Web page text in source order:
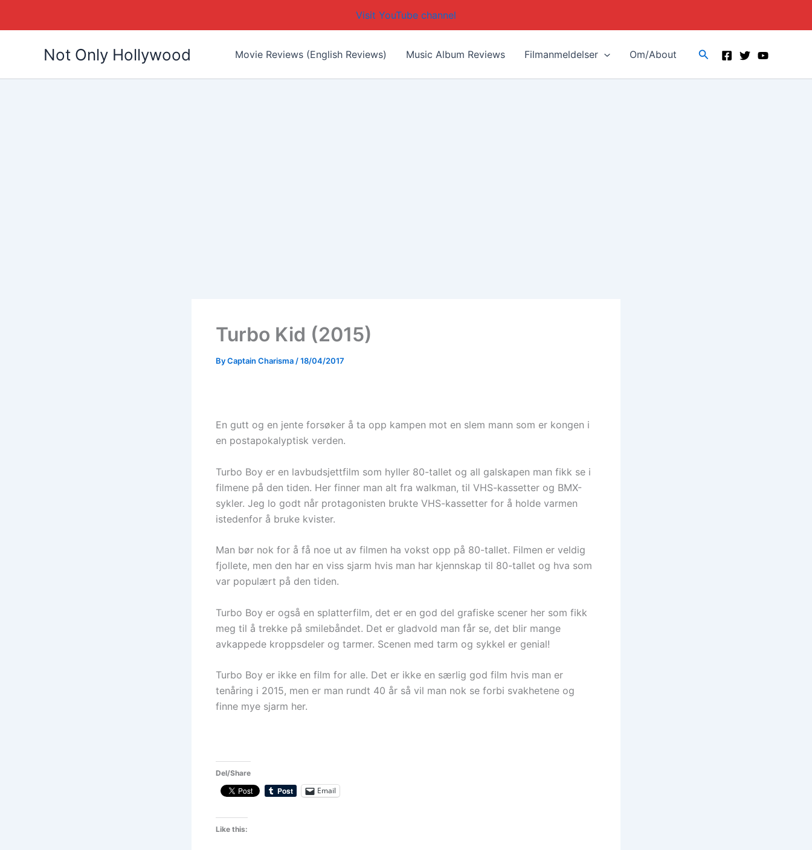
Visit YouTube channel
Not Only Hollywood Movie Reviews (English Reviews) Music Album Reviews Filmanmeldelser Om/About Search
Turbo Kid (2015)
ByCaptain Charisma/18/04/2017
En gutt og en jente forsøker å ta opp kampen mot en slem mann som er kongen i
en postapokalyptisk verden.
Turbo Boy er en lavbudsjettfilm som hyller 80-tallet og all galskapen man fikk se i
filmene på den tiden. Her finner man alt fra walkman, til VHS-kassetter og BMX-
sykler. Jeg lo godt når protagonisten brukte VHS-kassetter for å holde varmen
istedenfor å bruke kvister.
Man bør nok for å få noe ut av filmen ha vokst opp på 80-tallet. Filmen er veldig
fjollete, men den har en viss sjarm hvis man har kjennskap til 80-tallet og hva som
var populært på den tiden.
Turbo Boy er også en splatterfilm, det er en god del grafiske scener her som fikk
meg til å trekke på smilebåndet. Det er gladvold man får se, det blir mange
avkappede kroppsdeler og tarmer. Scenen med tarm og sykkel er genial!
Turbo Boy er ikke en film for alle. Det er ikke en særlig god film hvis man er
tenåring i 2015, men er man rundt 40 år så vil man nok se forbi svakhetene og
finne mye sjarm her.
Del/Share
Email
Like this: